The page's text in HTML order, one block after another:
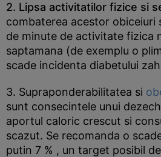
2. Lipsa activitatilor fizice si
combaterea acestor obiceiuri
de minute de activitate fizica
saptamana (de exemplu o
scade incidenta diabetului
3. Supraponderabilitatea si
sunt consecintele unui
aportul caloric crescut si
scazut. Se recomanda o
putin 7 % , un target posibil